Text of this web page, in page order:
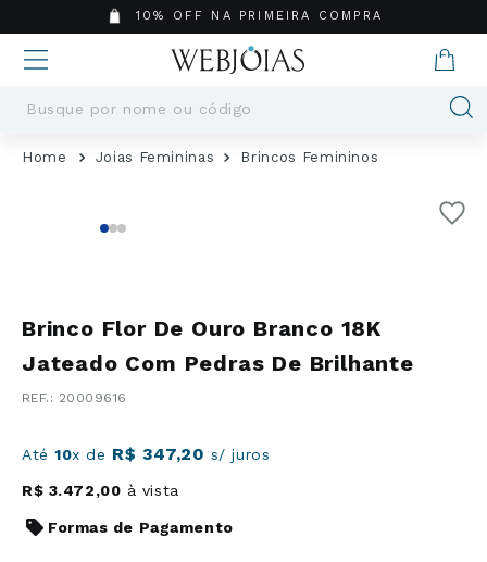
10% OFF NA PRIMEIRA COMPRA
Busque por nome ou código
Joias Femininas Brincos Femininos
Brinco Flor De Ouro Branco 18K
Jateado Com Pedras De Brilhante
: 20009616
Até10x de R$ 347,20 s/ juros
R$ 3.472,00 à vista
Formas de Pagamento
Termos mais buscados
6º
Argola
7º
Pingente
8º
São Bento
10
Corrente